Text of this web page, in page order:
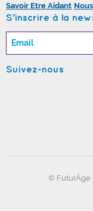
Savoir Etre Aidant
S’inscrire à la
Suivez-nous
© FuturÂge